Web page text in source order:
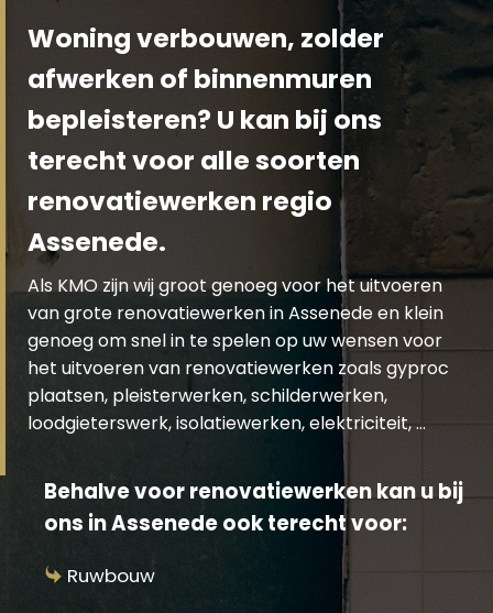
Woning verbouwen, zolder
afwerken of binnenmuren
bepleisteren? U kan bij ons
terecht voor alle soorten
renovatiewerken regio
Assenede.
Als KMO zijn wij groot genoeg voor het uitvoeren
van grote renovatiewerken in Assenede en klein
genoeg om snel in te spelen op uw wensen voor
het uitvoeren van renovatiewerken zoals gyproc
plaatsen, pleisterwerken, schilderwerken,
loodgieterswerk, isolatiewerken, elektriciteit, …
Behalve voor renovatiewerken kan u bij
ons in Assenede ook terecht voor:
Ruwbouw